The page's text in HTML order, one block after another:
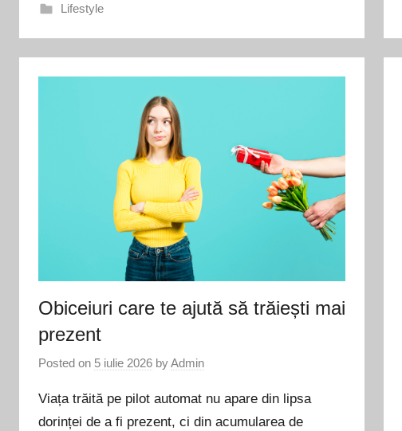
Lifestyle
Obiceiuri care te ajută să trăiești mai
prezent
Posted on 5 iulie 2026 byAdmin
Viața trăită pe pilot automat nu apare din lipsa
dorinței de a fi prezent, ci din acumularea de